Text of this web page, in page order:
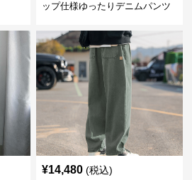
ップ仕様ゆったりデニムパンツ
¥14,480 (税込)